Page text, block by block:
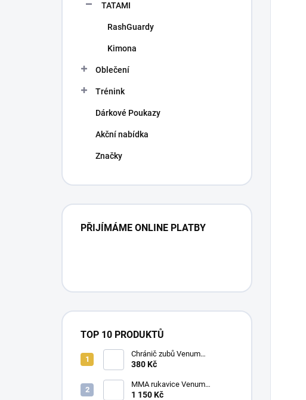
TATAMI
RashGuardy
Kimona
Oblečení
Trénink
Dárkové Poukazy
Akční nabídka
Značky
PŘIJÍMÁME ONLINE PLATBY
TOP 10 PRODUKTŮ
Chránič zubů Venum
CHALLENGER mix barev
380 Kč
MMA rukavice Venum
Challenger 2.0 černá/zlatá
1 150 Kč